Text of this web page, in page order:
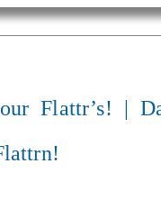
Flattr’s! |